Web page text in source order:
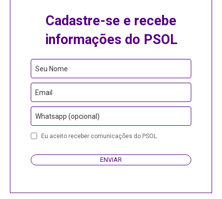
Cadastre-se e recebe
informações do PSOL
Seu Nome
Email
Whatsapp (opcional)
Eu aceito receber comunicações do PSOL.
ENVIAR